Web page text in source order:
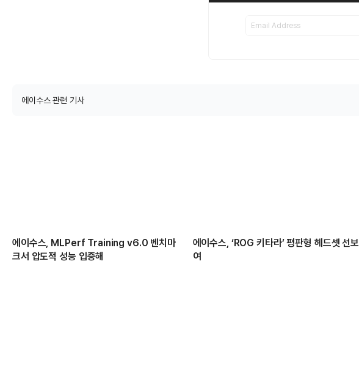
에이수스 관련 기사
에이수스, MLPerf Training v6.0 벤치마
크서 압도적 성능 입증해
에이수스, ‘ROG 키타라’ 평판형 헤드셋 선보
여